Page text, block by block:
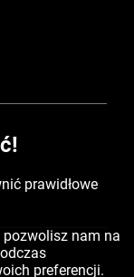
prawidłowe
nam na
preferencji.